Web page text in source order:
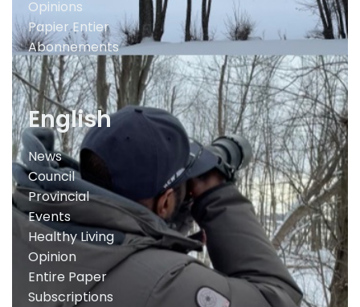
Opinions
Papier Entier
Abonnements
English
News
Council
Provincial
Events
Healthy Living
Opinion
Entire Paper
Subscriptions